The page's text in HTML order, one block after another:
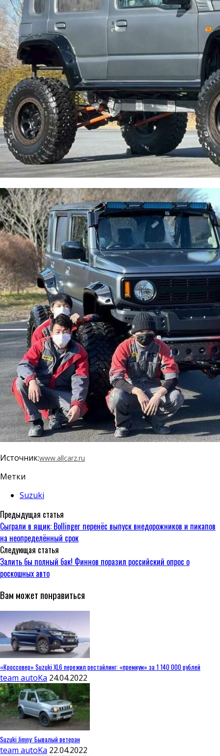
Источник:www.allcarz.ru
Метки
Suzuki
Предыдущая статья
Сыграли в ящик: Bollinger перенёс выпуск внедорожников и пикапов
на неопределённый срок
Следующая статья
Залить бы полный бак! Финнов поразил российский опрос о
роскошных авто
Вам может понравиться
«Кроссовер» Suzuki XL6 пережил рестайлинг: «премиум» за 1 140 000 рублей
team autoKa 24.04.2022
Suzuki Jimny: Бывалый ветеран
team autoKa 22.04.2022